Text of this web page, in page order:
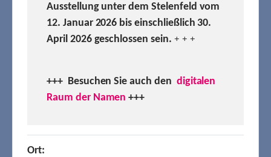
Ausstellung unter dem Stelenfeld vom
12. Januar 2026 bis einschließlich 30.
April 2026 geschlossen sein. + + +
+++ Besuchen Sie auch den digitalen
Raum der Namen +++
Ort: